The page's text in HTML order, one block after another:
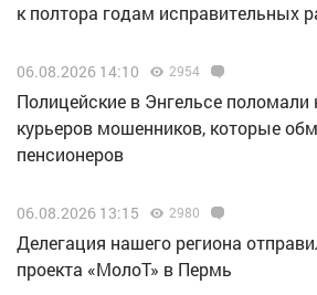
к полтора годам исправительных
06.08.2026 14:10 2954
Полицейские в Энгельсе
курьеров мошенников, которые
пенсионеров
06.08.2026 13:15 2980
Делегация нашего региона
проекта «МолоТ» в Пермь